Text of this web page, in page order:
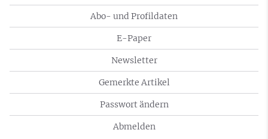
Abo- und Profildaten
E-Paper
Newsletter
Gemerkte Artikel
Passwort ändern
Abmelden